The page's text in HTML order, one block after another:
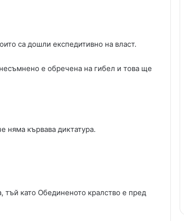
са дошли експедитивно на власт.
е обречена на гибел и това ще
няма кървава диктатура.
тъй като Обединеното кралство е пред